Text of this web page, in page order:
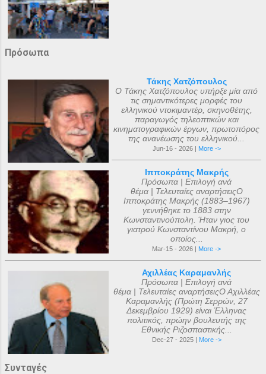
Πρόσωπα
Τάκης Χατζόπουλος
Ο Τάκης Χατζόπουλος υπήρξε μία από
τις σημαντικότερες μορφές του
ελληνικού ντοκιμαντέρ, σκηνοθέτης,
παραγωγός τηλεοπτικών και
κινηματογραφικών έργων, πρωτοπόρος
της ανανέωσης του ελληνικού...
Jun-16 - 2026 | More ->
Ιπποκράτης Μακρής
Πρόσωπα | Επιλογή ανά
θέμα | Τελευταίες αναρτήσειςΟ
Ιπποκράτης Μακρής (1883–1967)
γεννήθηκε το 1883 στην
Κωνσταντινούπολη. Ήταν γιος του
γιατρού Κωνσταντίνου Μακρή, ο
οποίος...
Mar-15 - 2026 | More ->
Αχιλλέας Καραμανλής
Πρόσωπα | Επιλογή ανά
θέμα | Τελευταίες αναρτήσειςΟ Αχιλλέας
Καραμανλής (Πρώτη Σερρών, 27
Δεκεμβρίου 1929) είναι Έλληνας
πολιτικός, πρώην βουλευτής της
Εθνικής Ριζοσπαστικής...
Dec-27 - 2025 | More ->
Συνταγές